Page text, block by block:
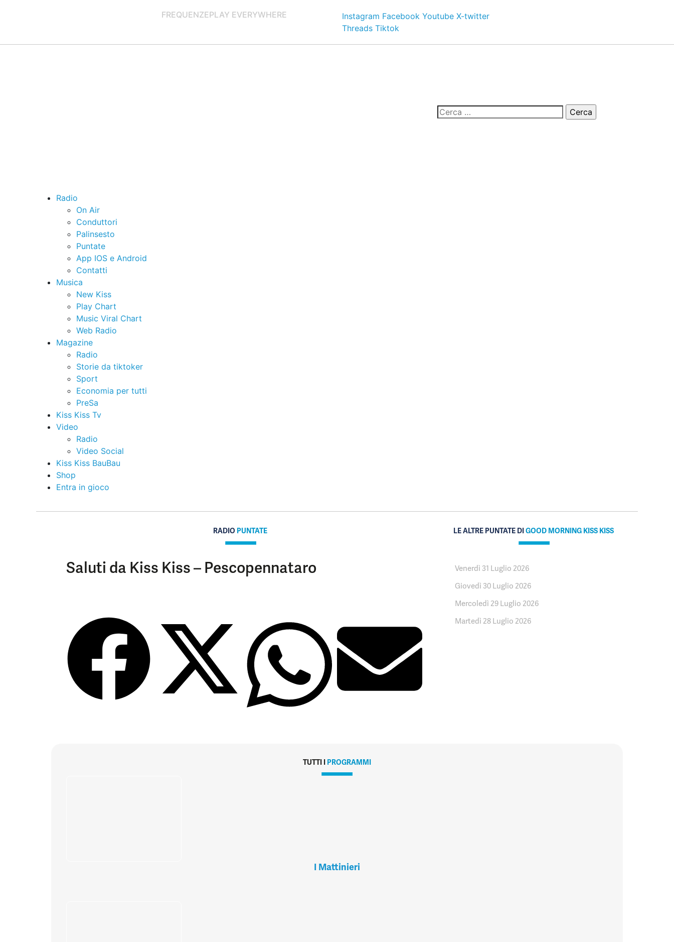
FREQUENZEPLAY EVERYWHERE Instagram Facebook Youtube X-twitter
Threads Tiktok
Radio
On Air
Conduttori
Palinsesto
Puntate
App IOS e Android
Contatti
Musica
New Kiss
Play Chart
Music Viral Chart
Web Radio
Magazine
Radio
Storie da tiktoker
Sport
Economia per tutti
PreSa
Kiss Kiss Tv
Video
Radio
Video Social
Kiss Kiss BauBau
Shop
Entra in gioco
RADIO PUNTATE
Saluti da Kiss Kiss – Pescopennataro
LE ALTRE PUNTATE DIGOOD MORNING KISS KISS
Venerdì 31 Luglio 2026
Giovedì 30 Luglio 2026
Mercoledì 29 Luglio 2026
Martedì 28 Luglio 2026
TUTTI I PROGRAMMI
I Mattinieri